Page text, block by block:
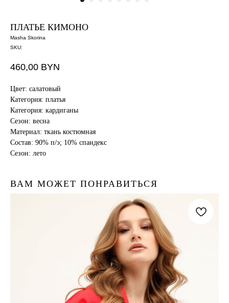
ПЛАТЬЕ КИМОНО
Masha Skorina
SKU:
460,00 BYN
Цвет: салатовый
Категория: платья
Категория: кардиганы
Сезон: весна
Материал: ткань костюмная
Состав: 90% п/э; 10% спандекс
Сезон: лето
ВАМ МОЖЕТ ПОНРАВИТЬСЯ